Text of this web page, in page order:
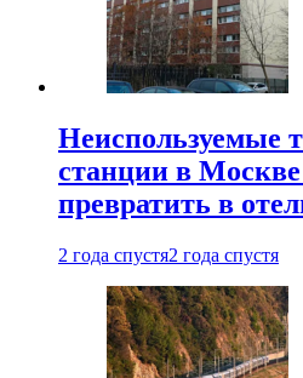
Неиспользуемые
станции в
превратить в
2 года спустя2 года спустя